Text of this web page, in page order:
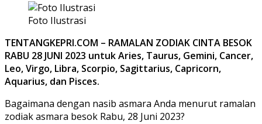
Foto Ilustrasi
TENTANGKEPRI.COM – RAMALAN ZODIAK CINTA BESOK
RABU 28 JUNI 2023 untuk Aries, Taurus, Gemini, Cancer,
Leo, Virgo, Libra, Scorpio, Sagittarius, Capricorn,
Aquarius, dan Pisces.
Bagaimana dengan nasib asmara Anda menurut ramalan
zodiak asmara besok Rabu, 28 Juni 2023?